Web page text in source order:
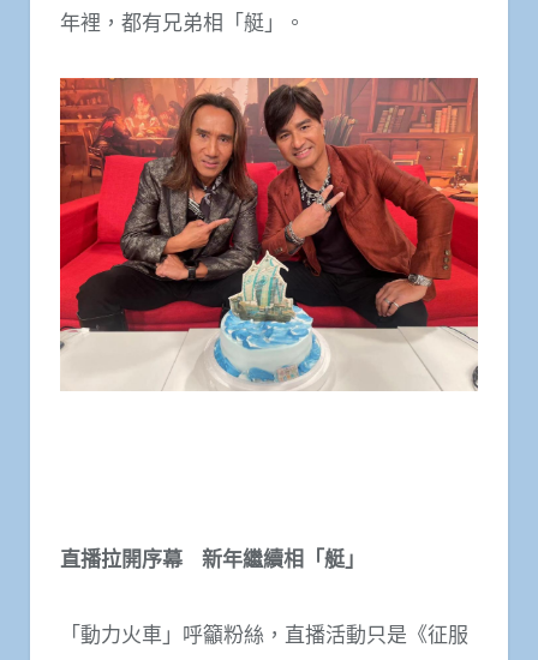
年裡，都有兄弟相「艇」。
直播拉開序幕 新年繼續相「艇」
「動力火車」呼籲粉絲，直播活動只是《征服